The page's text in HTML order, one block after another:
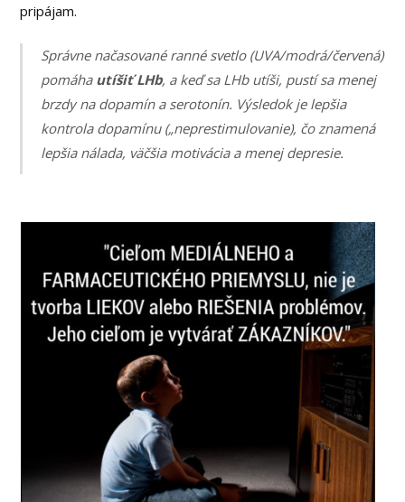
pripájam.
Správne načasované ranné svetlo (UVA/modrá/červená)
pomáha utíšiť LHb, a keď sa LHb utíši, pustí sa menej
brzdy na dopamín a serotonín. Výsledok je lepšia
kontrola dopamínu („neprestimulovanie), čo znamená
lepšia nálada, väčšia motivácia a menej depresie.